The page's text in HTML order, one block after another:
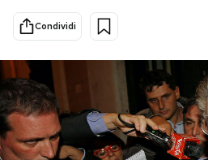
PODCAST
NEWSLETTER
I MIEI PREFERITI
Condividi